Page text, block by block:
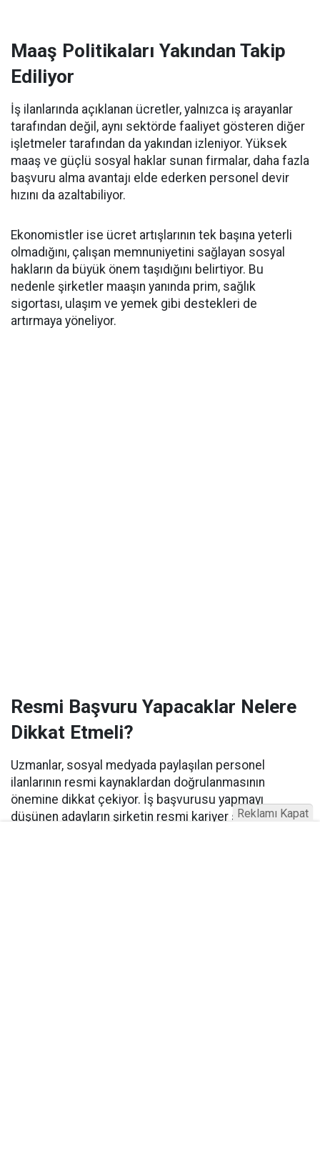
Maaş Politikaları Yakından Takip
Ediliyor
İş ilanlarında açıklanan ücretler, yalnızca iş arayanlar
tarafından değil, aynı sektörde faaliyet gösteren diğer
işletmeler tarafından da yakından izleniyor. Yüksek
maaş ve güçlü sosyal haklar sunan firmalar, daha fazla
başvuru alma avantajı elde ederken personel devir
hızını da azaltabiliyor.
Ekonomistler ise ücret artışlarının tek başına yeterli
olmadığını, çalışan memnuniyetini sağlayan sosyal
hakların da büyük önem taşıdığını belirtiyor. Bu
nedenle şirketler maaşın yanında prim, sağlık
sigortası, ulaşım ve yemek gibi destekleri de
artırmaya yöneliyor.
Resmi Başvuru Yapacaklar Nelere
Dikkat Etmeli?
Uzmanlar, sosyal medyada paylaşılan personel
ilanlarının resmi kaynaklardan doğrulanmasının
önemine dikkat çekiyor. İş başvurusu yapmayı
düşünen adayların şirketin resmi kariyer sayfalarını ve
Reklamı Kapat